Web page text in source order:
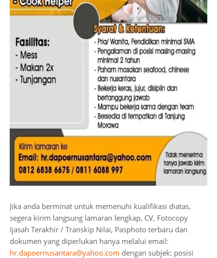
Jika anda berminat untuk memenuhi kualifikasi diatas,
segera kirim langsung lamaran lengkap, CV, Fotocopy
Ijasah Terakhir / Transkip Nilai, Pasphoto terbaru dan
dokumen yang diperlukan hanya melalui email:
hr.dapoernusantara@yahoo.com dengan subjek: posisi